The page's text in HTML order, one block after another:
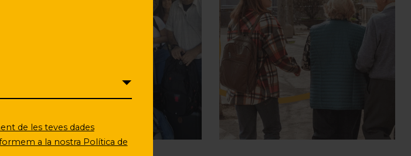
de les teves dades
a la nostra Política de